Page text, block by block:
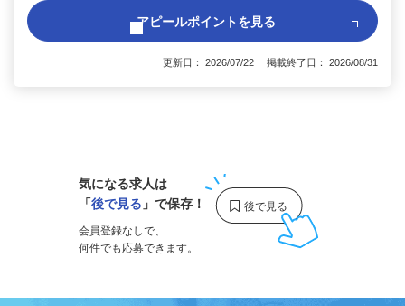
アピールポイントを見る
更新日： 2026/07/22 掲載終了日： 2026/08/31
気になる求人は
「後で見る 」で保存！
会員登録なしで、
何件でも応募できます。